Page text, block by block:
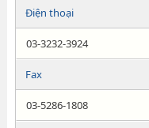
Điện thoại
03-3232-3924
Fax
03-5286-1808